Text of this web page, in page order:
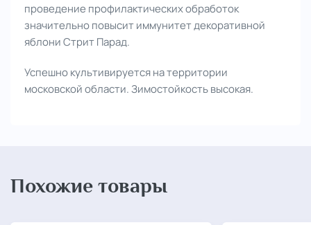
проведение профилактических обработок
значительно повысит иммунитет декоративной
яблони Стрит Парад.
Успешно культивируется на территории
московской области. Зимостойкость высокая.
Похожие товары